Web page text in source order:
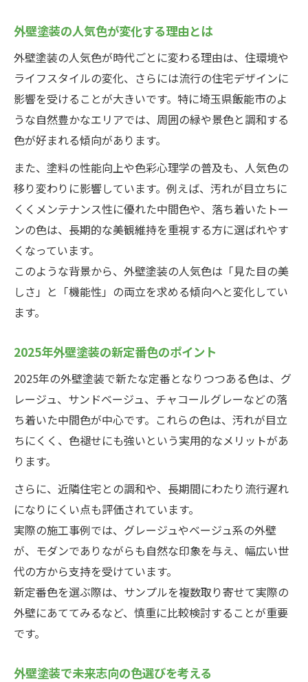
外壁塗装の人気色が変化する理由とは
外壁塗装の人気色が時代ごとに変わる理由は、住環境や
ライフスタイルの変化、さらには流行の住宅デザインに
影響を受けることが大きいです。特に埼玉県飯能市のよ
うな自然豊かなエリアでは、周囲の緑や景色と調和する
色が好まれる傾向があります。
また、塗料の性能向上や色彩心理学の普及も、人気色の
移り変わりに影響しています。例えば、汚れが目立ちに
くくメンテナンス性に優れた中間色や、落ち着いたトー
ンの色は、長期的な美観維持を重視する方に選ばれやす
くなっています。
このような背景から、外壁塗装の人気色は「見た目の美
しさ」と「機能性」の両立を求める傾向へと変化してい
ます。
2025年外壁塗装の新定番色のポイント
2025年の外壁塗装で新たな定番となりつつある色は、グ
レージュ、サンドベージュ、チャコールグレーなどの落
ち着いた中間色が中心です。これらの色は、汚れが目立
ちにくく、色褪せにも強いという実用的なメリットがあ
ります。
さらに、近隣住宅との調和や、長期間にわたり流行遅れ
になりにくい点も評価されています。
実際の施工事例では、グレージュやベージュ系の外壁
が、モダンでありながらも自然な印象を与え、幅広い世
代の方から支持を受けています。
新定番色を選ぶ際は、サンプルを複数取り寄せて実際の
外壁にあててみるなど、慎重に比較検討することが重要
です。
外壁塗装で未来志向の色選びを考える